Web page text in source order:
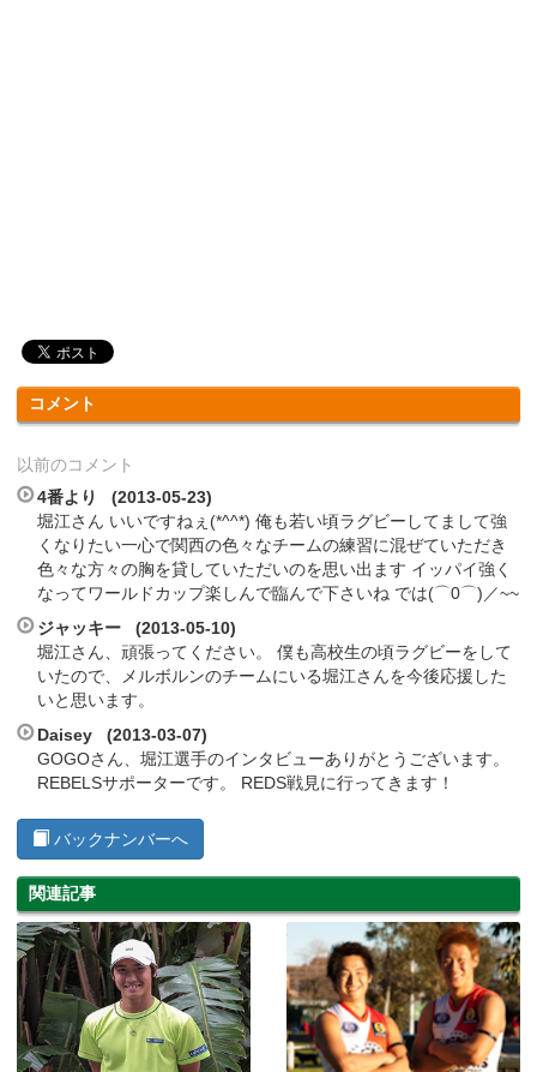
コメント
以前のコメント
4番より (2013-05-23)
堀江さん いいですねぇ(*^^*) 俺も若い頃ラグビーしてまして強
くなりたい一心で関西の色々なチームの練習に混ぜていただき
色々な方々の胸を貸していただいのを思い出ます イッパイ強く
なってワールドカップ楽しんで臨んで下さいね では(⌒0⌒)／~~
ジャッキー (2013-05-10)
堀江さん、頑張ってください。 僕も高校生の頃ラグビーをして
いたので、メルボルンのチームにいる堀江さんを今後応援した
いと思います。
Daisey (2013-03-07)
GOGOさん、堀江選手のインタビューありがとうございます。
REBELSサポーターです。 REDS戦見に行ってきます！
バックナンバーへ
関連記事